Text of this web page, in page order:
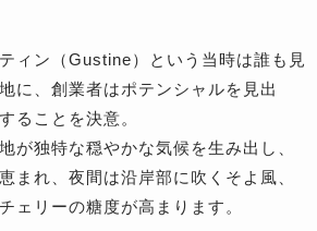
ィン（Gustine）という当時は誰も見
に、創業者はポテンシャルを見出
ることを決意。
が独特な穏やかな気候を生み出し、
まれ、夜間は沿岸部に吹くそよ風、
ェリーの糖度が高まります。